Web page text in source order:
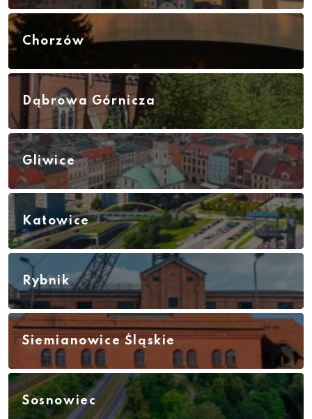
Chorzów
Dąbrowa Górnicza
Gliwice
Katowice
Rybnik
Siemianowice Śląskie
Sosnowiec